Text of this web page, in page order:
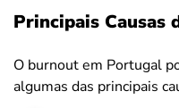
Principais
O burnout em Portugal
algumas das principais